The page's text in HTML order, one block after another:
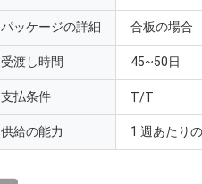
パッケージの詳細 合板の場合
受渡し時間 45~50日
支払条件 T/T
供給の能力 1 週あたり